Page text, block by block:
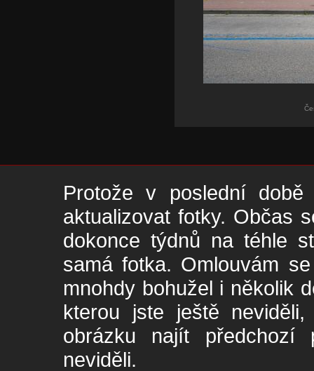
Protože v poslední
aktualizovat fotky. Občas
dokonce týdnů na téhle
samá fotka. Omlouvám
mnohdy bohužel i několik
kterou jste ještě
obrázku najít
neviděli.